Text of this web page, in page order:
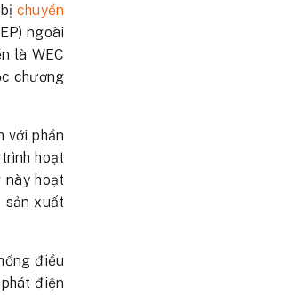
bịchuyển
ngoài
là WEC
chương
với phần
hoạt
này hoạt
sản xuất
điều
điện